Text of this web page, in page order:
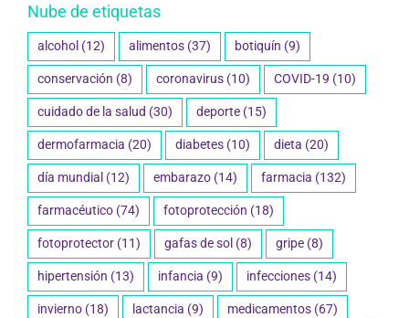
Nube de etiquetas
alcohol (12) alimentos (37) botiquín (9)
conservación (8) coronavirus (10) COVID-19 (10)
cuidado de la salud (30) deporte (15)
dermofarmacia (20) diabetes (10) dieta (20)
día mundial (12) embarazo (14) farmacia (132)
farmacéutico (74) fotoprotección (18)
fotoprotector (11) gafas de sol (8) gripe (8)
hipertensión (13) infancia (9) infecciones (14)
invierno (18) lactancia (9) medicamentos (67)